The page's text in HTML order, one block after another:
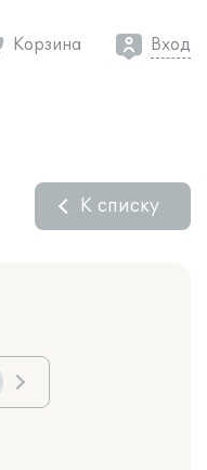
Корзина Вход
К списку